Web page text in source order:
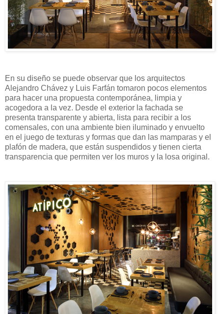
En su diseño se puede observar que los arquitectos
Alejandro Chávez y Luis Farfán tomaron pocos elementos
para hacer una propuesta contemporánea, limpia y
acogedora a la vez. Desde el exterior la fachada se
presenta transparente y abierta, lista para recibir a los
comensales, con una ambiente bien iluminado y envuelto
en el juego de texturas y formas que dan las mamparas y el
plafón de madera, que están suspendidos y tienen cierta
transparencia que permiten ver los muros y la losa original.